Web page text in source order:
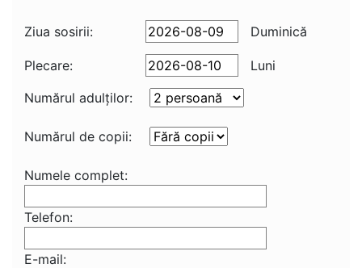
Ziua sosirii: Duminică
Plecare:
Luni
Numărul adulţilor:
Numărul de copii:
Numele complet:
Telefon:
E-mail: